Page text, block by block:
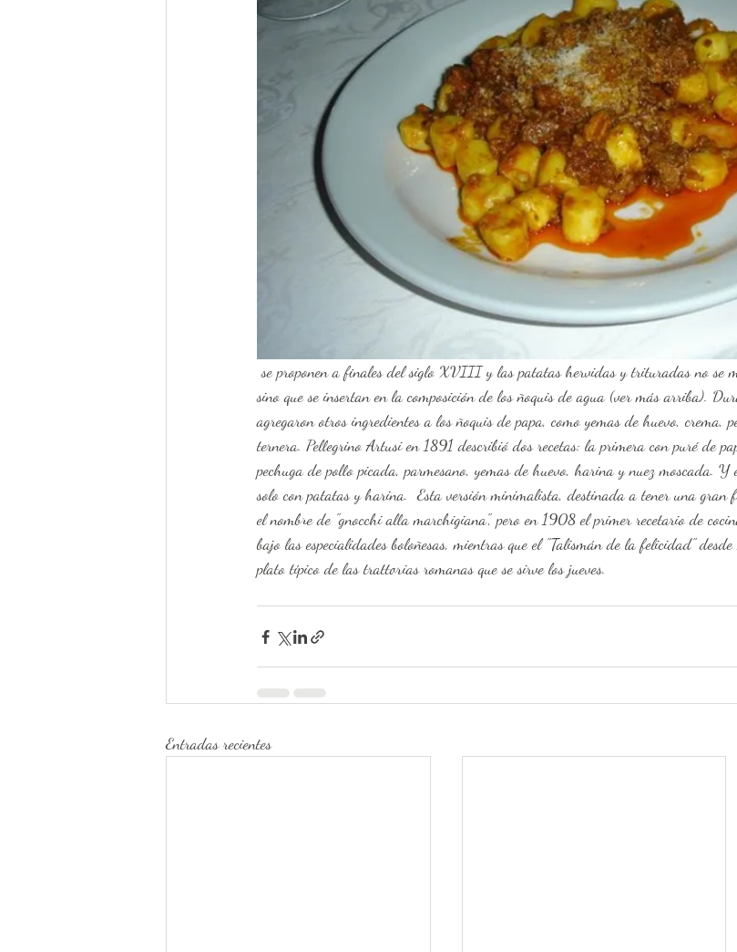
se proponen a finales del siglo XVIII y las patatas hervidas y trituradas no se mezclan simplemente con harina,
sino que se insertan en la composición de los ñoquis de agua (ver más arriba).
agregaron otros ingredientes a los ñoquis de papa, como yemas de huevo,
ternera. Pellegrino Artusi en 1891 describió dos recetas: la primera con puré de
pechuga de pollo picada, parmesano, yemas de huevo, harina y nuez moscada. Y
solo con patatas y harina.  Esta versión minimalista, destinada a tener una gran
el nombre de "gnocchi alla marchigiana", pero en 1908 el primer recetario de
bajo las especialidades boloñesas, mientras que el "Talismán de la felicidad"
plato típico de las trattorias romanas que se sirve los jueves.
Entradas recientes